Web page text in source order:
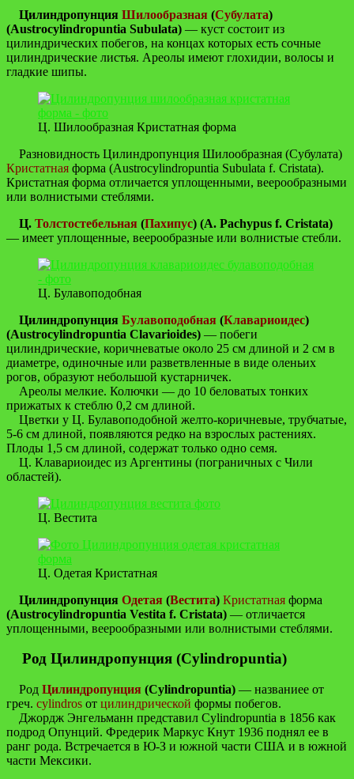
Цилиндропунция Шилообразная (Субулата)
(Austrocylindropuntia Subulata) — куст состоит из
цилиндрических побегов, на концах которых есть сочные
цилиндрические листья. Ареолы имеют глохидии, волосы и
гладкие шипы.
Ц. Шилообразная Кристатная форма
Разновидность Цилиндропунция Шилообразная (Субулата)
Кристатная форма (Austrocylindropuntia Subulata f. Cristata).
Кристатная форма отличается уплощенными, веерообразными
или волнистыми стеблями.
Ц. Толстостебельная (Пахипус) (A. Pachypus f. Cristata)
— имеет уплощенные, веерообразные или волнистые стебли.
Ц. Булавоподобная
Цилиндропунция Булавоподобная (Клавариоидес)
(Austrocylindropuntia Clavarioides) — побеги
цилиндрические, коричневатые около 25 см длиной и 2 см в
диаметре, одиночные или разветвленные в виде оленьих
рогов, образуют небольшой кустарничек.
Ареолы мелкие. Колючки — до 10 беловатых тонких
прижатых к стеблю 0,2 см длиной.
Цветки у Ц. Булавоподобной желто-коричневые, трубчатые,
5-6 см длиной, появляются редко на взрослых растениях.
Плоды 1,5 см длиной, содержат только одно семя.
Ц. Клавариоидес из Аргентины (пограничных с Чили
областей).
Ц. Вестита
Ц. Одетая Кристатная
Цилиндропунция Одетая (Вестита) Кристатная форма
(Austrocylindropuntia Vestita f. Cristata) — отличается
уплощенными, веерообразными или волнистыми стеблями.
Род Цилиндропунция (Cylindropuntia)
Род Цилиндропунция (Cylindropuntia) — названиее от
греч. cylindros от цилиндрической формы побегов.
Джордж Энгельманн представил Cylindropuntia в 1856 как
подрод Опунций. Фредерик Маркус Кнут 1936 поднял ее в
ранг рода. Встречается в Ю-З и южной части США и в южной
части Мексики.